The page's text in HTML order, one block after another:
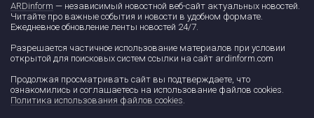
ARDinform — независимый новостной веб-сайт актуальных новостей.
Читайте про важные события и новости в удобном формате.
Ежедневное обновление ленты новостей 24/7.
Разрешается частичное использование материалов при условии
открытой для поисковых систем ссылки на сайт ardinform.com
Продолжая просматривать сайт вы подтверждаете, что
ознакомились и соглашаетесь на использование файлов cookies.
Политика использования файлов cookies.